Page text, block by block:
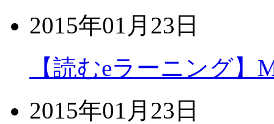
2015年01月23日
【読むeラーニング】
2015年01月23日